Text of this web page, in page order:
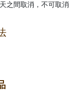
之間取消，不可取